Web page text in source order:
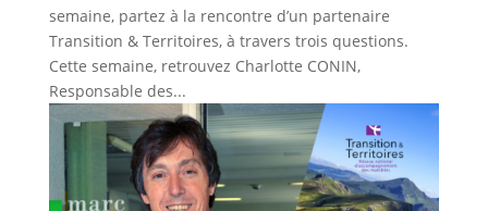
semaine, partez à la rencontre d’un partenaire
Transition & Territoires, à travers trois questions.
Cette semaine, retrouvez Charlotte CONIN,
Responsable des...